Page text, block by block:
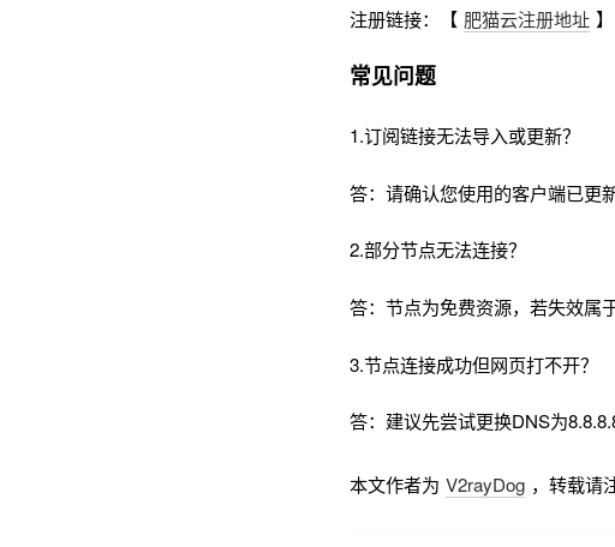
注册链接：【 肥猫云注册地址 】
常见问题
1.订阅链接无法导入或更新？
答：请确认您使用的客户端已更
2.部分节点无法连接？
答：节点为免费资源，若失效属
3.节点连接成功但网页打不开？
答：建议先尝试更换DNS为
本文作者为 V2rayDog ，转载请